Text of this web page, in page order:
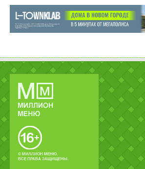
© МИЛЛИОН МЕНЮ.
ВСЕ ПРАВА ЗАЩИЩЕНЫ.